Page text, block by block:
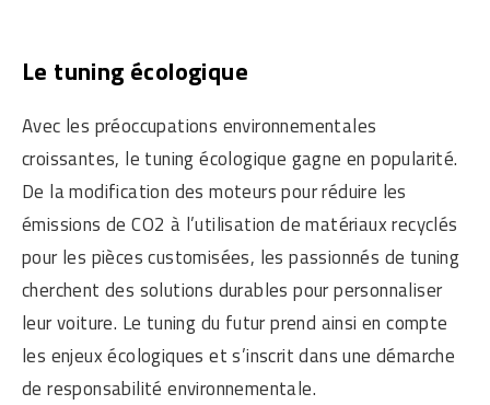
Le tuning écologique
Avec les préoccupations environnementales
croissantes, le tuning écologique gagne en popularité.
De la modification des moteurs pour réduire les
émissions de CO2 à l’utilisation de matériaux recyclés
pour les pièces customisées, les passionnés de tuning
cherchent des solutions durables pour personnaliser
leur voiture. Le tuning du futur prend ainsi en compte
les enjeux écologiques et s’inscrit dans une démarche
de responsabilité environnementale.